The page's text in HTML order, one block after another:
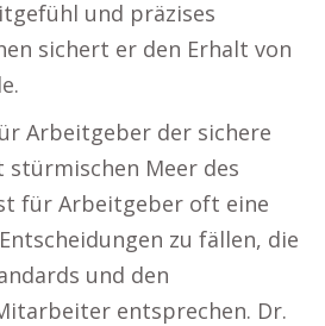
und präzises
sichert er den Erhalt von
Arbeitgeber der sichere
Meer des
für Arbeitgeber oft eine
zu fällen, die
und den
entsprechen. Dr.